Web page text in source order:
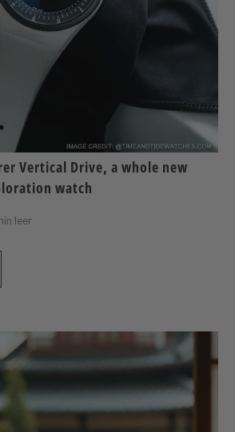
Vertical Drive, a whole new
watch
leer